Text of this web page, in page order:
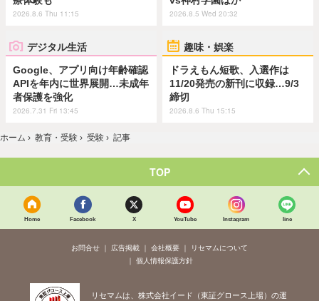
2026.8.6 Thu 11:15 2026.8.5 Wed 20:32
デジタル生活
Google、アプリ向け年齢確認
APIを年内に世界展開…未成年
者保護を強化
2026.7.31 Fri 13:45
趣味・娯楽
ドラえもん短歌、入選作は
11/20発売の新刊に収録…9/3
締切
2026.8.6 Thu 15:15
ホーム › 教育・受験 › 受験 › 記事
TOP
Home Facebook X YouTube Instagram line
お問合せ 広告掲載 会社概要
リセマムについて
個人情報保護方針
リセマムは、株式会社イード（東証グロース上場）の運